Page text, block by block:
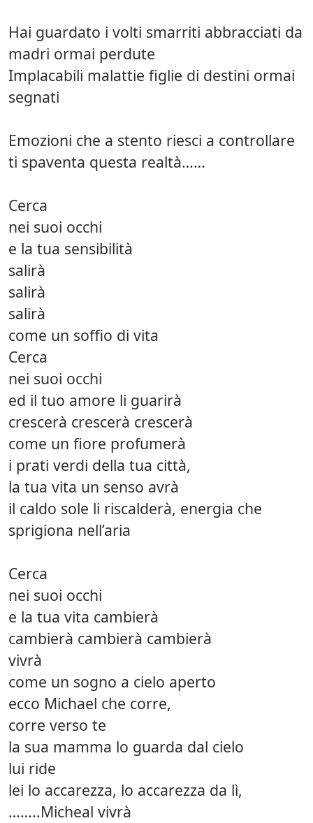
Hai guardato i volti smarriti abbracciati da
madri ormai perdute
Implacabili malattie figlie di destini ormai
segnati
Emozioni che a stento riesci a controllare
ti spaventa questa realtà……
Cerca
nei suoi occhi
e la tua sensibilità
salirà
salirà
salirà
come un soffio di vita
Cerca
nei suoi occhi
ed il tuo amore li guarirà
crescerà crescerà crescerà
come un fiore profumerà
i prati verdi della tua città,
la tua vita un senso avrà
il caldo sole li riscalderà, energia che
sprigiona nell’aria
Cerca
nei suoi occhi
e la tua vita cambierà
cambierà cambierà cambierà
vivrà
come un sogno a cielo aperto
ecco Michael che corre,
corre verso te
la sua mamma lo guarda dal cielo
lui ride
lei lo accarezza, lo accarezza da lì,
……..Micheal vivrà